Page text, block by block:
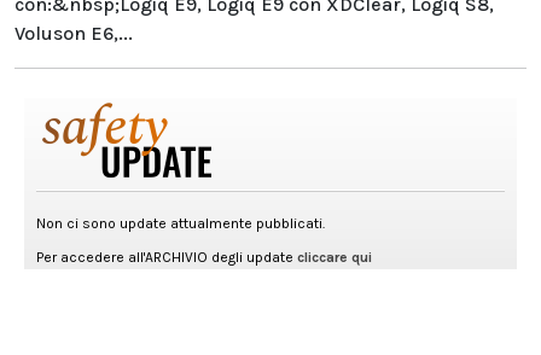
Voluson E6,...